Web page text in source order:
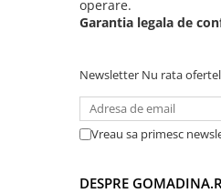
operare.
Garantia legala de
Newsletter Nu rata
Vreau sa primesc
DESPRE